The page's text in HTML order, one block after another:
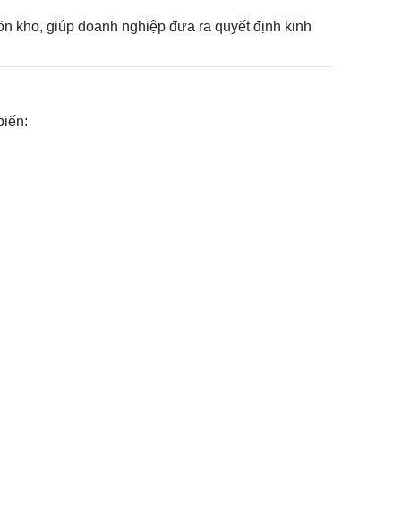
kho, giúp doanh nghiệp đưa ra quyết định kinh